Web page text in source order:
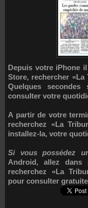
Depuis votre iPhone il vous suffit de vous rendre sur App
Store, rechercher
Quelques
consulter votre
A partir de votre
recherchez «La
installez-la, votre
Si vous possédez
Android, allez
recherchez «La
pour consulter